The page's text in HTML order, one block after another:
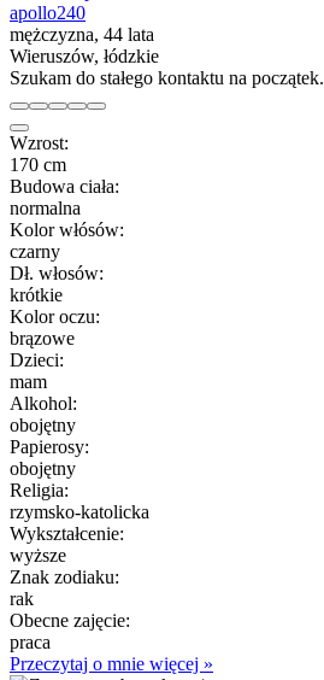
apollo240
mężczyzna, 44 lata
Wieruszów, łódzkie
Szukam do stałego kontaktu na początek.
Wzrost:
170 cm
Budowa ciała:
normalna
Kolor włósów:
czarny
Dł. włosów:
krótkie
Kolor oczu:
brązowe
Dzieci:
mam
Alkohol:
obojętny
Papierosy:
obojętny
Religia:
rzymsko-katolicka
Wykształcenie:
wyższe
Znak zodiaku:
rak
Obecne zajęcie:
praca
Przeczytaj o mnie więcej »